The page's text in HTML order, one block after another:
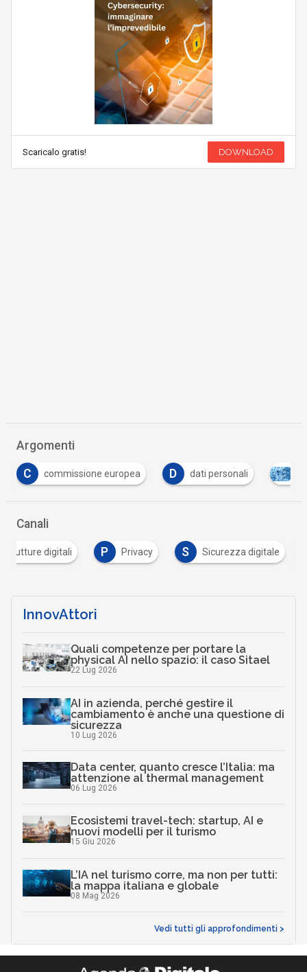
Scaricalo gratis! DOWNLOAD
Argomenti
D dati personali privacy Tutto su Cyber
Canali
digitali P Privacy S Sicurezza digitale
InnovAttori
Quali competenze per portare la
physical AI nello spazio: il caso Sitael
22 Lug 2026
AI in azienda, perché gestire il
cambiamento è anche una questione di
sicurezza
10 Lug 2026
Data center, quanto cresce l’Italia: ma
attenzione al thermal management
06 Lug 2026
Ecosistemi travel-tech: startup, AI e
nuovi modelli per il turismo
15 Giu 2026
L’IA nel turismo corre, ma non per tutti:
la mappa italiana e globale
08 Mag 2026
Vedi tutti gli approfondimenti >